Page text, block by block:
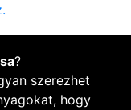
?
szerezhet
hogy